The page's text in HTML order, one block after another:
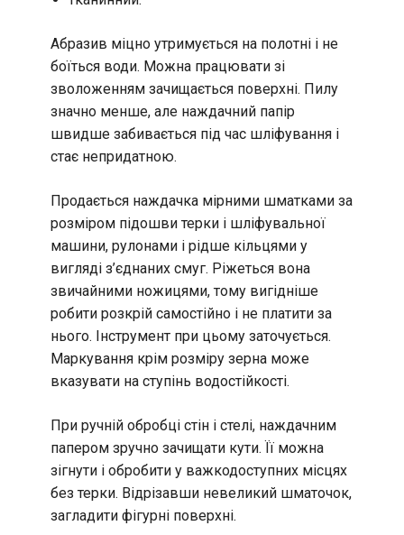
Абразив міцно утримується на полотні і не
боїться води. Можна працювати зі
зволоженням зачищається поверхні. Пилу
значно менше, але наждачний папір
швидше забивається під час шліфування і
стає непридатною.
Продається наждачка мірними шматками за
розміром підошви терки і шліфувальної
машини, рулонами і рідше кільцями у
вигляді з’єднаних смуг. Ріжеться вона
звичайними ножицями, тому вигідніше
робити розкрій самостійно і не платити за
нього. Інструмент при цьому заточується.
Маркування крім розміру зерна може
вказувати на ступінь водостійкості.
При ручній обробці стін і стелі, наждачним
папером зручно зачищати кути. Її можна
зігнути і обробити у важкодоступних місцях
без терки. Відрізавши невеликий шматочок,
загладити фігурні поверхні.